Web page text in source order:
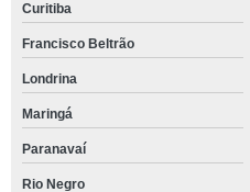
Curitiba
Francisco Beltrão
Londrina
Maringá
Paranavaí
Rio Negro